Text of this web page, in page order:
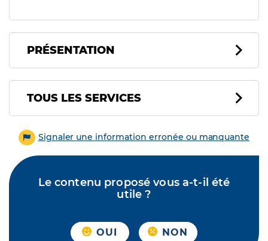
PRÉSENTATION
Tous les services
TOUS LES SERVICES
Signaler une information erronée ou manquante
Le contenu proposé vous a-t-il été
utile ?
OUI NON